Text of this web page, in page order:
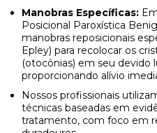
Manobras Específicas:
Posicional Paroxística
manobras reposicionais
Epley) para recolocar os
(otocônias) em seu devido
proporcionando alívio
Nossos profissionais utilizam uma avaliação precisa e
técnicas baseadas em
tratamento, com foco em